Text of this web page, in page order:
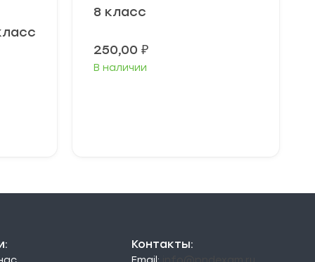
8 класс
250,00 ₽
В наличии
Контакты: